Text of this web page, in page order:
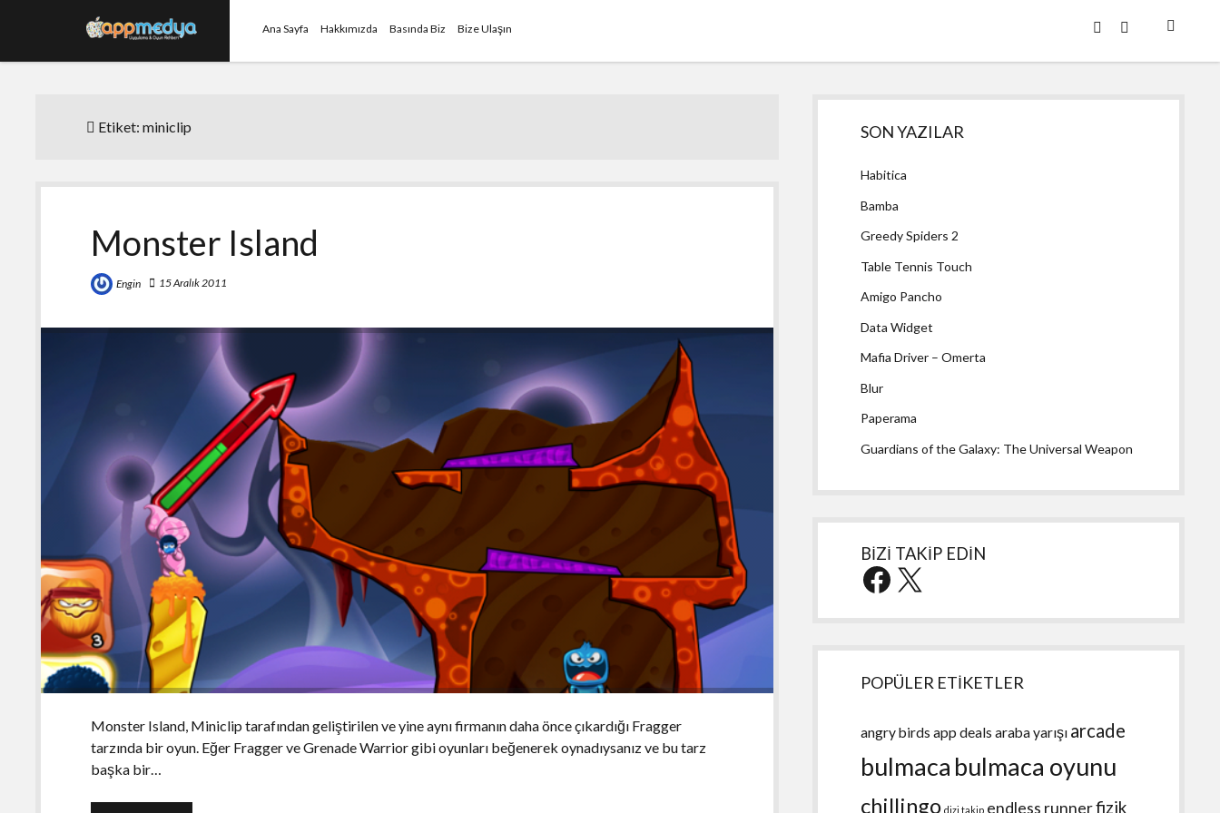
Ana Sayfa Hakkımızda Basında Biz Bize Ulaşın twitterfacebook
Etiket:miniclip
Monster Island
Engin 15 Aralık 2011
Monster Island, Miniclip tarafından geliştirilen ve yine aynı firmanın daha önce çıkardığı Fragger
tarzında bir oyun. Eğer Fragger ve Grenade Warrior gibi oyunları beğenerek oynadıysanız ve bu tarz
başka bir…
Yan
Menü
SON YAZILAR
Habitica
Bamba
Greedy Spiders 2
Table Tennis Touch
Amigo Pancho
Data Widget
Mafia Driver – Omerta
Blur
Paperama
Guardians of the Galaxy: The Universal Weapon
BİZİ TAKİP EDİN
Facebook
X
POPÜLER ETİKETLER
angry birds app deals araba yarışı arcade
bulmaca bulmaca oyunu
chillingo dizi takip endless runnerfizik